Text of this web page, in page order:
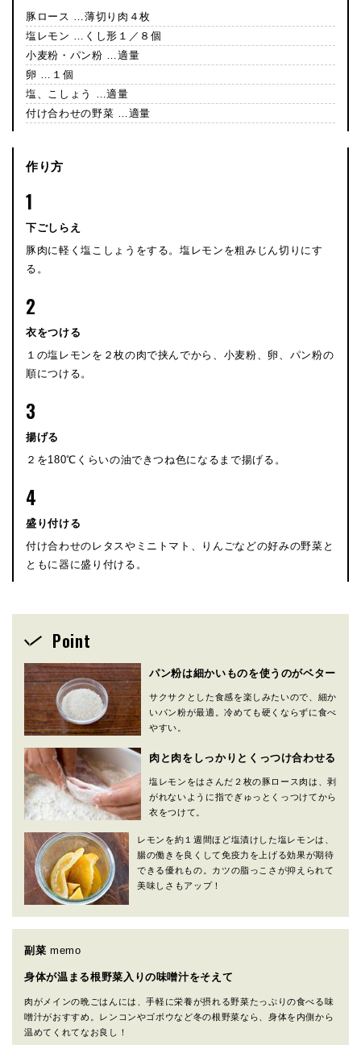
豚ロース …薄切り肉４枚
塩レモン …くし形１／８個
小麦粉・パン粉 …適量
卵 …１個
塩、こしょう …適量
付け合わせの野菜 …適量
作り方
1
下ごしらえ
豚肉に軽く塩こしょうをする。塩レモンを粗みじん切りにす
る。
2
衣をつける
１の塩レモンを２枚の肉で挟んでから、小麦粉、卵、パン粉の
順につける。
3
揚げる
２を180℃くらいの油できつね色になるまで揚げる。
4
盛り付ける
付け合わせのレタスやミニトマト、りんごなどの好みの野菜と
ともに器に盛り付ける。
Point
パン粉は細かいものを使うのがベター
サクサクとした食感を楽しみたいので、細か
いパン粉が最適。冷めても硬くならずに食べ
やすい。
肉と肉をしっかりとくっつけ合わせる
塩レモンをはさんだ２枚の豚ロース肉は、剥
がれないように指でぎゅっとくっつけてから
衣をつけて。
レモンを約１週間ほど塩漬けした塩レモンは、
腸の働きを良くして免疫力を上げる効果が期待
できる優れもの。カツの脂っこさが抑えられて
美味しさもアップ！
副菜 memo
身体が温まる根野菜入りの味噌汁をそえて
肉がメインの晩ごはんには、手軽に栄養が摂れる野菜たっぷりの食べる味
噌汁がおすすめ。レンコンやゴボウなど冬の根野菜なら、身体を内側から
温めてくれてなお良し！